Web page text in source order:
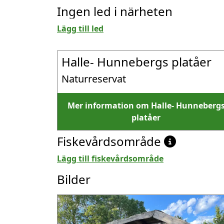
Ingen led i närheten
Lägg till led
Halle- Hunnebergs platåer
Naturreservat
Mer information om Halle-
platåer
Fiskevårdsområde
Lägg till fiskevårdsområde
Bilder